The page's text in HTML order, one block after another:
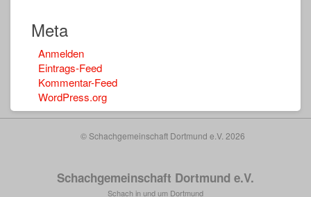
Meta
Anmelden
Eintrags-Feed
Kommentar-Feed
WordPress.org
© Schachgemeinschaft Dortmund e.V. 2026
Schachgemeinschaft Dortmund e.V.
Schach in und um Dortmund